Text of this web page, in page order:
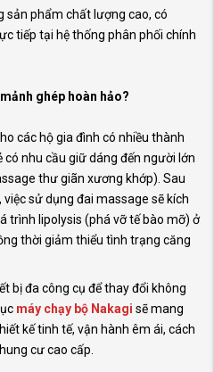
sản phẩm chất lượng cao, có
tiếp tại hệ thống phân phối chính
ghép hoàn hảo?
các hộ gia đình có nhiều thành
nhu cầu giữ dáng đến người lớn
thư giãn xương khớp). Sau
sử dụng đai massage sẽ kích
trình lipolysis (phá vỡ tế bào mỡ) ở
thời giảm thiểu tình trạng căng
bị đa công cụ để thay đổi không
máy chạy bộ Nakagi sẽ mang
kế tinh tế, vận hành êm ái, cách
cư cao cấp.